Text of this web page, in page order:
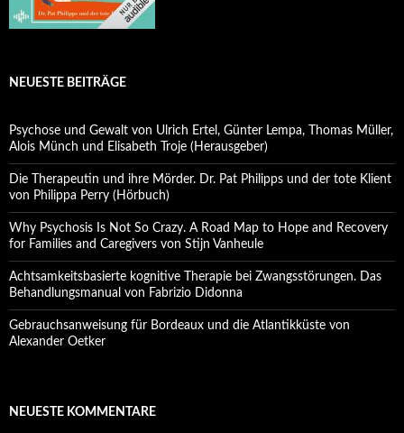
NEUESTE BEITRÄGE
Psychose und Gewalt von Ulrich Ertel, Günter Lempa, Thomas Müller,
Alois Münch und Elisabeth Troje (Herausgeber)
Die Therapeutin und ihre Mörder. Dr. Pat Philipps und der tote Klient
von Philippa Perry (Hörbuch)
Why Psychosis Is Not So Crazy. A Road Map to Hope and Recovery
for Families and Caregivers von Stijn Vanheule
Achtsamkeitsbasierte kognitive Therapie bei Zwangsstörungen. Das
Behandlungsmanual von Fabrizio Didonna
Gebrauchsanweisung für Bordeaux und die Atlantikküste von
Alexander Oetker
NEUESTE KOMMENTARE